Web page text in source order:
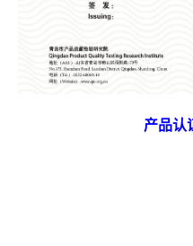
产品认